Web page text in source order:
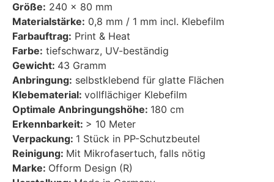
Größe: 240 x 80 mm
Materialstärke: 0,8 mm / 1 mm incl. Klebefilm
Farbauftrag: Print & Heat
Farbe: tiefschwarz, UV-beständig
Gewicht: 43 Gramm
Anbringung: selbstklebend für glatte Flächen
Klebematerial: vollflächiger Klebefilm
Optimale Anbringungshöhe: 180 cm
Erkennbarkeit: > 10 Meter
Verpackung: 1 Stück in PP-Schutzbeutel
Reinigung: Mit Mikrofasertuch, falls nötig
Marke: Ofform Design (R)